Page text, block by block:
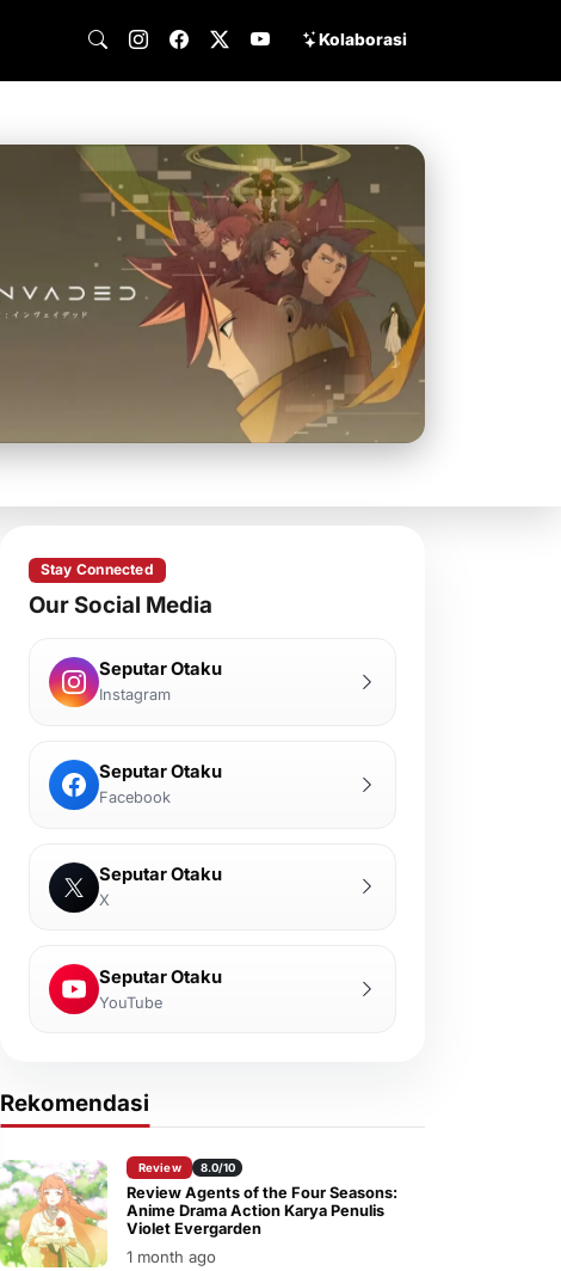
Kolaborasi
Stay Connected
Our Social Media
Seputar Otaku
Instagram
Seputar Otaku
Facebook
Seputar Otaku
X
Seputar Otaku
YouTube
Rekomendasi
Review 8.0/10
Review Agents of the Four Seasons:
Anime Drama Action Karya Penulis
Violet Evergarden
1 month ago